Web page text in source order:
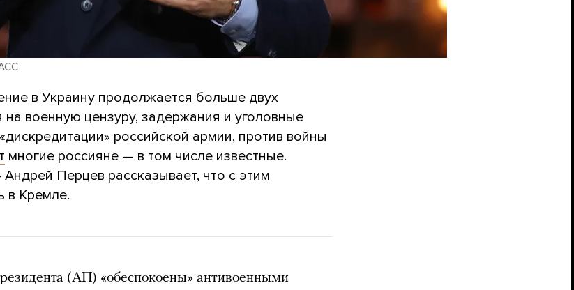
в Украину продолжается больше двух
военную цензуру, задержания и уголовные
российской армии, против войны
многие россияне — в том числе известные.
Перцев рассказывает, что с этим
в Кремле.
(АП) «обеспокоены» антивоенными